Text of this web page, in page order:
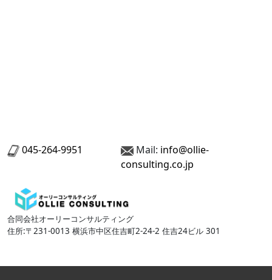
045-264-9951 Mail: info@ollie-
consulting.co.jp
合同会社オーリーコンサルティング
住所:〒231-0013 横浜市中区住吉町2-24-2 住吉24ビル 301